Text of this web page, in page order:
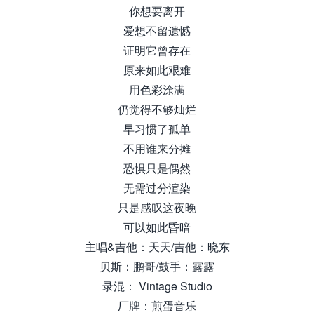
你想要离开
爱想不留遗憾
证明它曾存在
原来如此艰难
用色彩涂满
仍觉得不够灿烂
早习惯了孤单
不用谁来分摊
恐惧只是偶然
无需过分渲染
只是感叹这夜晚
可以如此昏暗
主唱&吉他：天天/吉他：晓东
贝斯：鹏哥/鼓手：露露
录混： Vintage Studio
厂牌：煎蛋音乐